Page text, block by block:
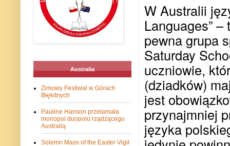
W Australii
Languages”
pewna grupa
Saturday
uczniowie,
(dziadków)
jest
przynajmniej
języka
Australia
Zimowy Festiwal w Górach
Błękitnych
Pauline Hanson przełamała
monopol duopolu rządzącego
Australią
Solemn Mass of the Easter Vigil